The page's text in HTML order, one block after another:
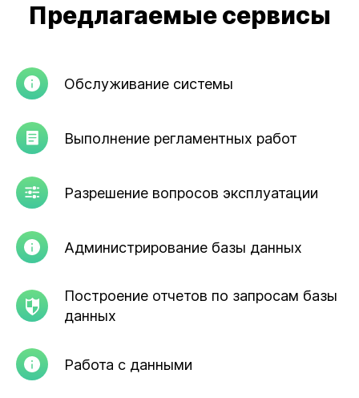
Предлагаемые сервисы
Обслуживание системы
Выполнение регламентных работ
Разрешение вопросов эксплуатации
Администрирование базы данных
Построение отчетов по запросам базы
данных
Работа с данными